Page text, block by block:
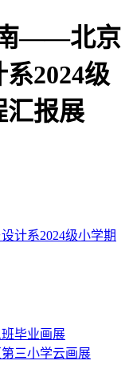
南——北京
2024级
汇报展
计系2024级小学期
毕业画展
三小学云画展